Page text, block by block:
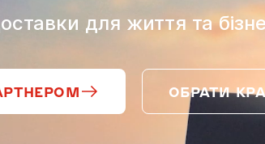
для життя та
ОБРАТИ